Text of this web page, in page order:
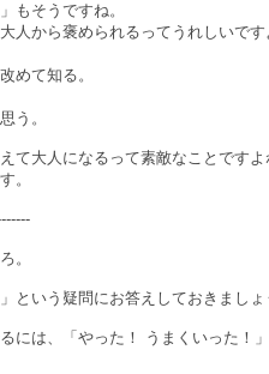
もそうですね。
人から褒められるってうれしいです
めて知る。
う。
て大人になるって素敵なことですよ
。
。
という疑問にお答えしておきまし
には、「やった！ うまくいった！